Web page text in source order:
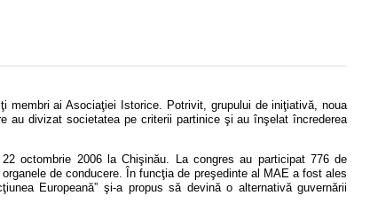
membri ai Asociaţiei Istorice. Potrivit, grupului de iniţiativă, noua
au divizat societatea pe criterii partinice şi au înşelat încrederea
octombrie 2006 la Chişinău. La congres au participat 776 de
de conducere. În funcţia de preşedinte al MAE a fost ales
Europeană” şi-a propus să devină o alternativă guvernării